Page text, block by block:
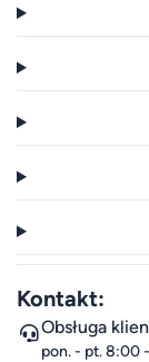
Kontakt:
Obsługa
pon. - pt. 8:00